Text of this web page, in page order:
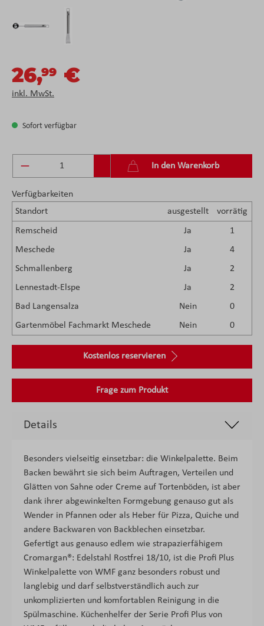
26,99 €
inkl. MwSt.
Sofort verfügbar
Produkt Anzahl: Gib den gewünschten Wert
In den Warenkorb
Verfügbarkeiten
Standort
ausgestellt vorrätig
Remscheid Ja
1
Meschede
Ja
4
Schmallenberg
Ja
2
Lennestadt-Elspe
Ja
2
Bad Langensalza
Nein
0
Gartenmöbel Fachmarkt Meschede
Nein 0
Kostenlos reservieren
Frage zum Produkt
Details
Besonders vielseitig einsetzbar: die Winkelpalette. Beim
Backen bewährt sie sich beim Auftragen, Verteilen und
Glätten von Sahne oder Creme auf Tortenböden, ist aber
dank ihrer abgewinkelten Formgebung genauso gut als
Wender in Pfannen oder als Heber für Pizza, Quiche und
andere Backwaren von Backblechen einsetzbar.
Gefertigt aus genauso edlem wie strapazierfähigem
Cromargan®: Edelstahl Rostfrei 18/10, ist die Profi Plus
Winkelpalette von WMF ganz besonders robust und
langlebig und darf selbstverständlich auch zur
unkomplizierten und komfortablen Reinigung in die
Spülmaschine. Küchenhelfer der Serie Profi Plus von